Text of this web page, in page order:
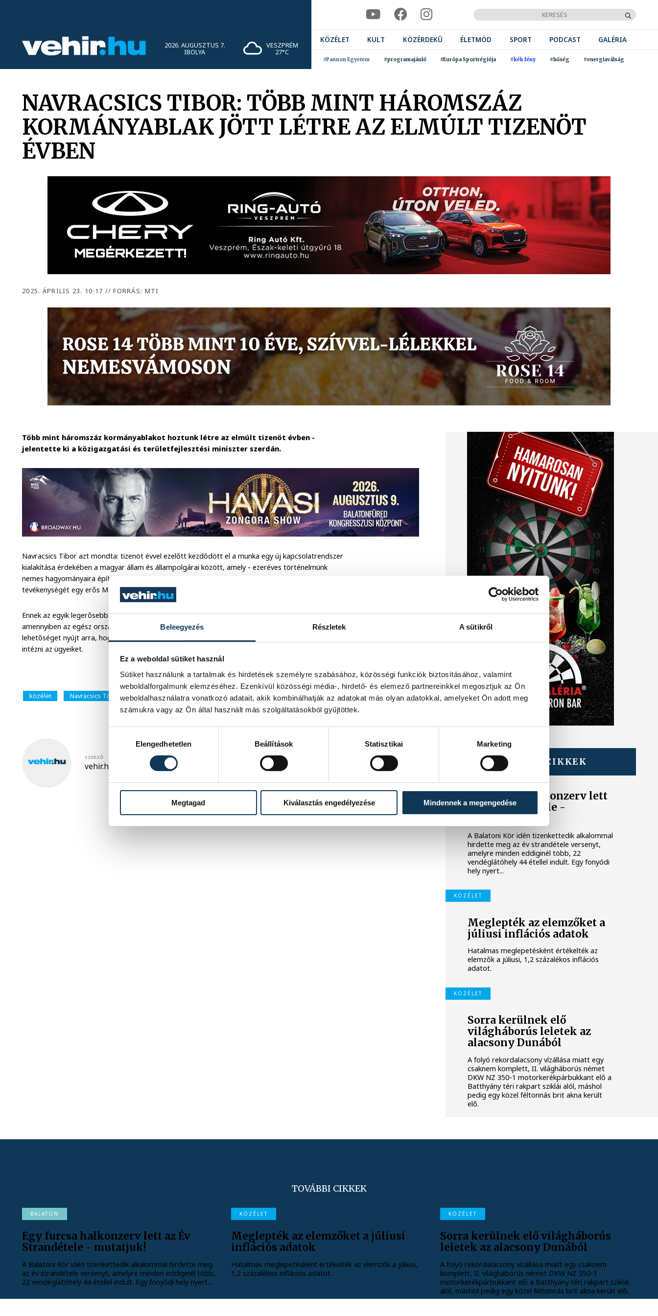
Beleegyezés Részletek A sütikről
Ez a weboldal sütiket használ
Sütiket használunk a tartalmak és hirdetések személyre szabásához, közösségi funkciók biztosításához, valamint
weboldalforgalmunk elemzéséhez. Ezenkívül közösségi média-, hirdető- és elemező partnereinkkel megosztjuk az Ön
weboldalhasználatra vonatkozó adatait, akik kombinálhatják az adatokat más olyan adatokkal, amelyeket Ön adott meg
számukra vagy az Ön által használt más szolgáltatásokból gyűjtöttek.
Elengedhetetlen
Beállítások Statisztikai Marketing
Megtagad Kiválasztás engedélyezése Mindennek a megengedése
2026. AUGUSZTUS 7.
IBOLYA
VESZPRÉM
27°C
KÖZÉLET KULT KÖZÉRDEKŰ ÉLETMÓD SPORT PODCAST GALÉRIA
#Pannon Egyetem #programajánló #Európa Sportrégiója #kék fény #hőség #energiaválság
NAVRACSICS TIBOR: TÖBB MINT HÁROMSZÁZ
KORMÁNYABLAK JÖTT LÉTRE AZ ELMÚLT TIZENÖT
ÉVBEN
2025. ÁPRILIS 23. 10:17 // FORRÁS: MTI
Több mint háromszáz kormányablakot hoztunk létre az elmúlt tizenöt évben -
jelentette ki a közigazgatási és területfejlesztési miniszter szerdán.
Navracsics Tibor azt mondta: tizenöt évvel ezelőtt kezdődött el a munka egy új kapcsolatrendszer
kialakítása érdekében a magyar állam és állampolgárai között, amely - ezeréves történelmünk
nemes hagyományaira építkezve -"egyenrangú partnerként, a jövő felé fordítva mindenki terveit és
tevékenységét egy erős Magyarországot alapoz meg".
Ennek az egyik legerősebb pontja az a kormányablak-hálózat volt, amelyről úgy gondolták,
amennyiben az egész országot és annak minden régióját, minden térségét magába öleli,
lehetőséget nyújt arra, hogy a polgárok a mindennapi életük színtereihez közel, könnyen tudják
intézni az ügyeiket.
közélet Navracsics Tibor belföld
SZERZŐ
vehir.hu TOVÁBBI CIKKEK
BALATON
Egy furcsa halkonzerv lett
az Év Strandétele -
A Balatoni Kör idén tizenkettedik alkalommal
hirdette meg az év strandétele versenyt,
amelyre minden eddiginél több, 22
vendéglátóhely 44 étellel indult. Egy fonyódi
hely nyert...
KÖZÉLET
Meglepték az elemzőket a
júliusi inflációs adatok
Hatalmas meglepetésként értékelték az
elemzők a júliusi, 1,2 százalékos inflációs
adatot.
KÖZÉLET
Sorra kerülnek elő
világháborús leletek az
alacsony Dunából
A folyó rekordalacsony vízállása miatt egy
csaknem komplett, II. világháborús német
DKW NZ 350-1 motorkerékpárbukkant elő a
Batthyány téri rakpart sziklái alól, máshol
pedig egy közel féltonnás brit akna került
elő.
TOVÁBBI CIKKEK
BALATON
Egy furcsa halkonzerv lett az Év
Strandétele - mutatjuk!
A Balatoni Kör idén tizenkettedik alkalommal hirdette meg
az év strandétele versenyt, amelyre minden eddiginél több,
22 vendéglátóhely 44 étellel indult. Egy fonyódi hely nyert...
KÖZÉLET
Meglepték az elemzőket a júliusi
inflációs adatok
Hatalmas meglepetésként értékelték az elemzők a júliusi,
1,2 százalékos inflációs adatot.
KÖZÉLET
Sorra kerülnek elő világháborús
leletek az alacsony Dunából
A folyó rekordalacsony vízállása miatt egy csaknem
komplett, II. világháborús német DKW NZ 350-1
motorkerékpárbukkant elő a Batthyány téri rakpart sziklái
alól, máshol pedig egy közel féltonnás brit akna került elő.